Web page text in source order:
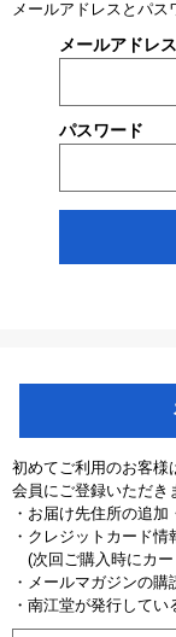
メールアドレスとパス
メールアドレス
パスワード
初めてご利用のお客様
会員にご登録いただき
・お届け先住所の追加
・クレジットカード情
(次回ご購入時にカー
・メールマガジンの購
・南江堂が発行して